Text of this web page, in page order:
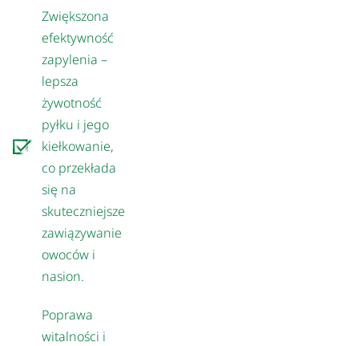
Zwiększona
efektywność
zapylenia –
lepsza
żywotność
pyłku i jego
kiełkowanie,
co przekłada
się na
skuteczniejsze
zawiązywanie
owoców i
nasion.
Poprawa
witalności i